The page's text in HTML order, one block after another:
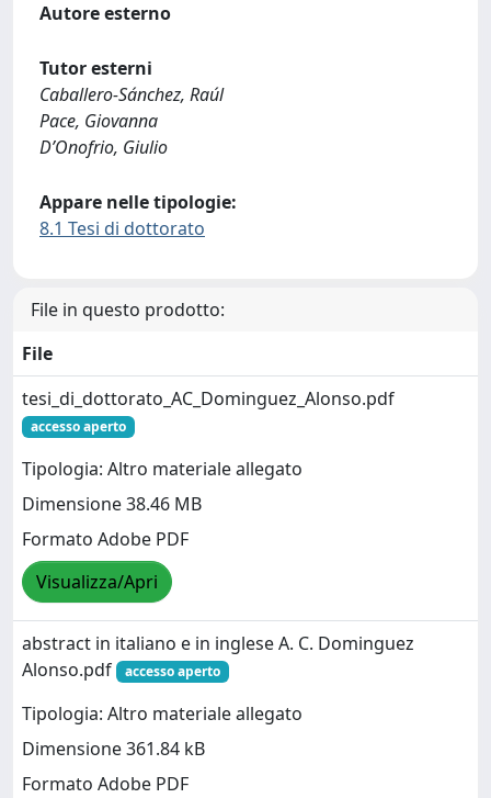
Autore esterno
Tutor esterni
Caballero-Sánchez, Raúl
Pace, Giovanna
D’Onofrio, Giulio
Appare nelle tipologie:
8.1 Tesi di dottorato
File in questo prodotto:
File
tesi_di_dottorato_AC_Dominguez_Alonso.pdf
accesso aperto
Tipologia: Altro materiale allegato
Dimensione 38.46 MB
Formato Adobe PDF
Visualizza/Apri
abstract in italiano e in inglese A. C. Dominguez
Alonso.pdf
accesso aperto
Tipologia: Altro materiale allegato
Dimensione 361.84 kB
Formato Adobe PDF